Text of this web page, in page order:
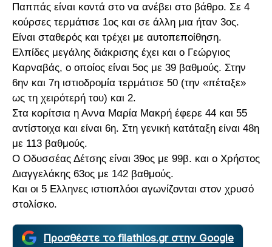
Παππάς είναι κοντά στο να ανέβει στο βάθρο. Σε 4
κούρσες τερμάτισε 1ος και σε άλλη μια ήταν 3ος.
Είναι σταθερός και τρέχει με αυτοπεποίθηση.
Ελπίδες μεγάλης διάκρισης έχει και ο Γεώργιος
Καρναβάς, ο οποίος είναι 5ος με 39 βαθμούς. Στην
6ην και 7η ιστιοδρομία τερμάτισε 50 (την «πέταξε»
ως τη χειρότερή του) και 2.
Στα κορίτσια η Αννα Μαρία Μακρή έφερε 44 και 55
αντίστοιχα και είναι 6η. Στη γενική κατάταξη είναι 48η
με 113 βαθμούς.
Ο Οδυσσέας Δέτσης είναι 39ος με 99β. και ο Χρήστος
Διαγγελάκης 63ος με 142 βαθμούς.
Και οι 5 Ελληνες ιστιοπλόοι αγωνίζονται στον χρυσό
στολίσκο.
Προσθέστε το filathlos.gr στην Google